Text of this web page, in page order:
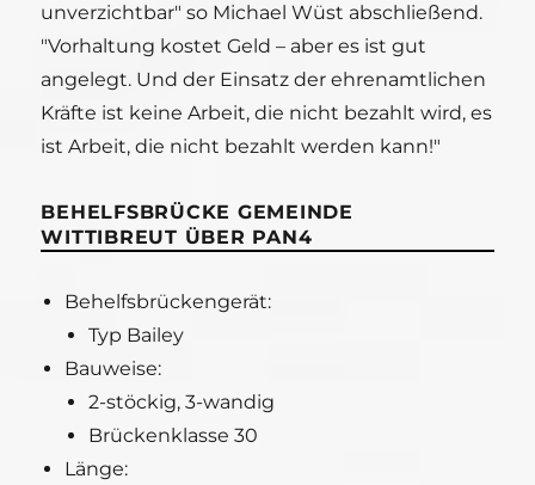
unverzichtbar" so Michael Wüst abschließend.
"Vorhaltung kostet Geld – aber es ist gut
angelegt. Und der Einsatz der ehrenamtlichen
Kräfte ist keine Arbeit, die nicht bezahlt wird, es
ist Arbeit, die nicht bezahlt werden kann!"
BEHELFSBRÜCKE GEMEINDE
WITTIBREUT ÜBER PAN4
Behelfsbrückengerät:
Typ Bailey
Bauweise:
2-stöckig, 3-wandig
Brückenklasse 30
Länge: